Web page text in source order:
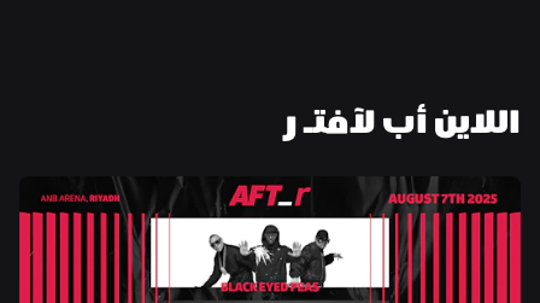
اللاين أب لآفتـ ر